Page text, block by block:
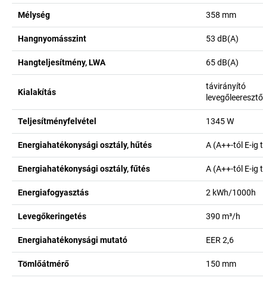
Mélység 358 mm
Hangnyomásszint 53 dB(A)
Hangteljesítmény, LWA 65dB(A)
Kialakítás
távirányító
Teljesítményfelvétel 1345W
Energiahatékonysági osztály, hűtés A (A++-tól E-ig
Energiahatékonysági osztály, fűtés A (A++-tól E-ig
Energiafogyasztás 2 kWh/1000h
Levegőkeringetés 390 m³/h
Energiahatékonysági mutató EER 2,6
Tömlőátmérő 150 mm